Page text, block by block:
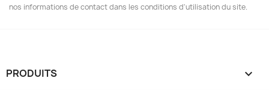
nos informations de contact dans les conditions d'utilisation du site.
PRODUITS 